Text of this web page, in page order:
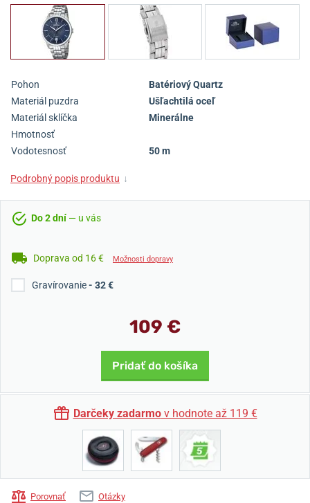
Pohon
Batériový Quartz
Materiál puzdra
Ušľachtilá oceľ
Materiál sklíčka
Minerálne
Hmotnosť
Vodotesnosť
50 m
Podrobný popis produktu ↓
Do 2 dní— u vás
Doprava od 16 € Možnosti dopravy
Gravírovanie- 32 €
109 €
Pridať do košíka
Darčeky zadarmov hodnote až 119 €
Porovnať Otázky